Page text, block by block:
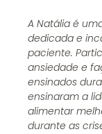
A Natália é
dedicada e
paciente.
ansiedade e
ensinados
ensinaram a
alimentar
durante as